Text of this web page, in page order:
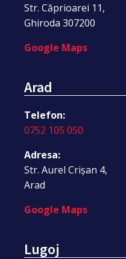
Str. Căprioarei 11,
Ghiroda 307200
Google Maps
Arad
Telefon:
0752 105 050
Adresa:
Str. Aurel Crișan 4,
Arad
Google Maps
Lugoj